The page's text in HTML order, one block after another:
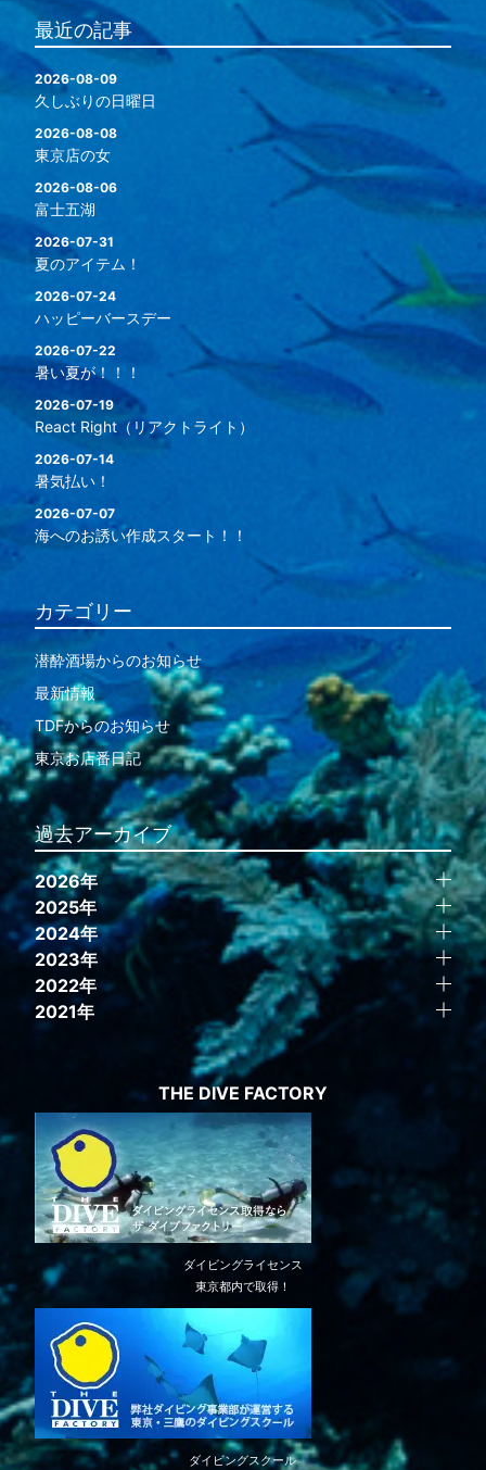
最近の記事
2026-08-09
久しぶりの日曜日
2026-08-08
東京店の女
2026-08-06
富士五湖
2026-07-31
夏のアイテム！
2026-07-24
ハッピーバースデー
2026-07-22
暑い夏が！！！
2026-07-19
React Right（リアクトライト）
2026-07-14
暑気払い！
2026-07-07
海へのお誘い作成スタート！！
カテゴリー
潜酔酒場からのお知らせ
最新情報
TDFからのお知らせ
東京お店番日記
過去アーカイブ
2026年
2025年
2024年
2023年
2022年
2021年
THE DIVE FACTORY
ダイビングライセンス
東京都内で取得！
ダイビングスクール